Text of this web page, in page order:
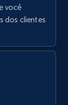
você
dos clientes